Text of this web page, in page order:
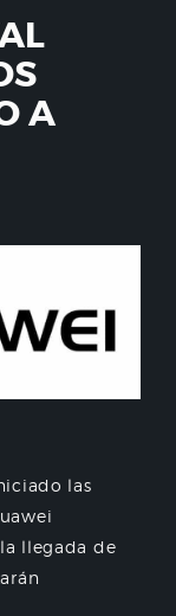
A
las
llegada de